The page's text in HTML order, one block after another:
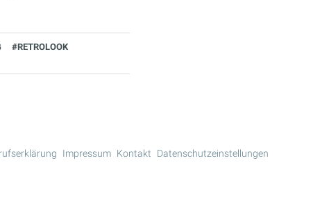
#RETROLOOK
Impressum Kontakt Datenschutzeinstellungen